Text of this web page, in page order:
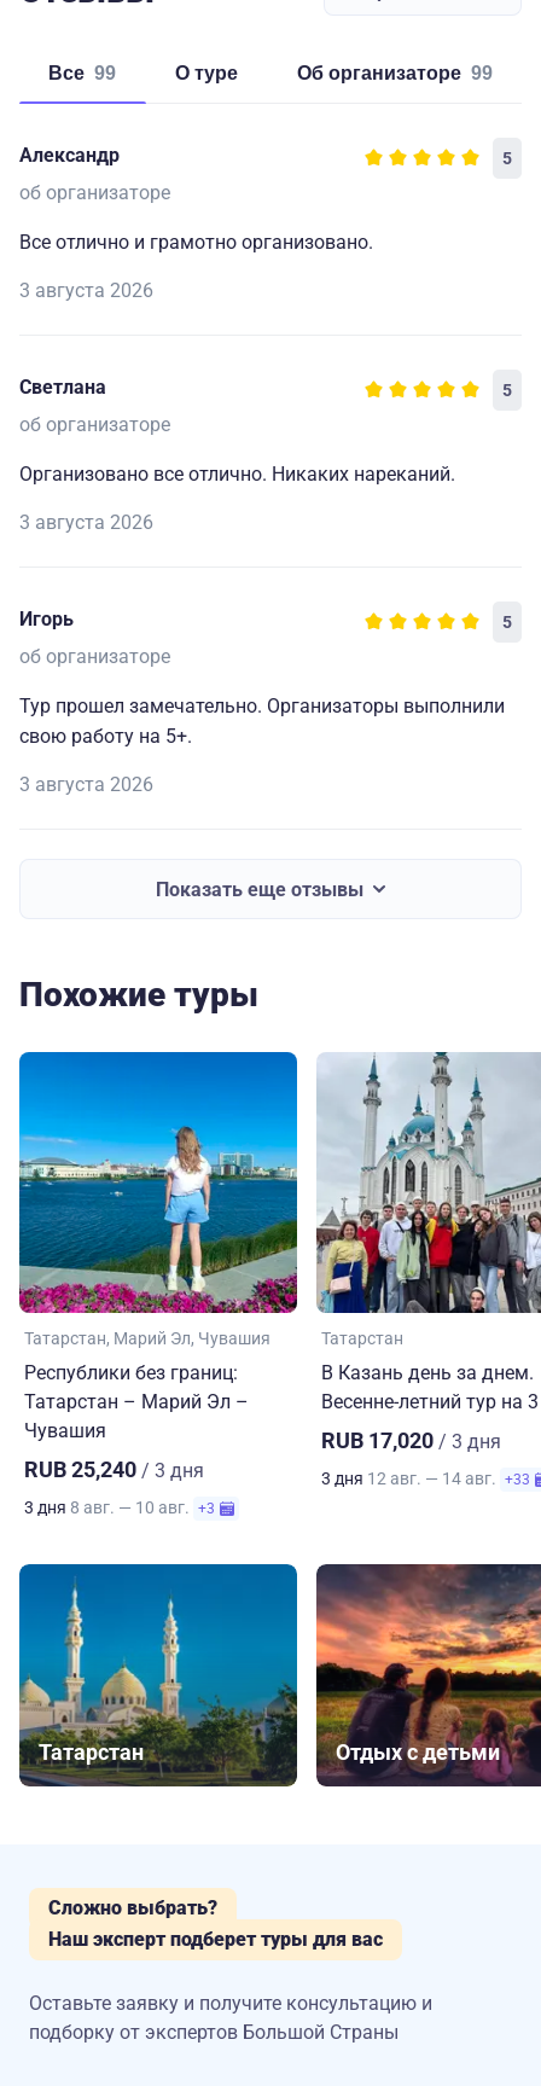
Все 99 о туре об организаторе 99
Александр 5
об организаторе
Все отлично и грамотно организовано.
3 августа 2026
Светлана 5
об организаторе
Организовано все отлично. Никаких нареканий.
3 августа 2026
Игорь 5
об организаторе
Тур прошел замечательно. Организаторы выполнили
свою работу на 5+.
3 августа 2026
Показать еще отзывы
Похожие туры
Татарстан Марий Эл Чувашия
Республики без границ:
Татарстан – Марий Эл –
Чувашия
RUB 25,240 / 3 дня
3 дня 8 авг. — 10 авг. +3
Татарстан
В Казань день за днем.
Весенне-летний тур на
RUB 17,020 / 3 дня
3 дня 12 авг. — 14 авг. +33
Татарстан Отдых с детьми
Сложно выбрать?
Наш эксперт подберет туры для вас
Оставьте заявку и получите консультацию и
подборку от экспертов Большой Страны